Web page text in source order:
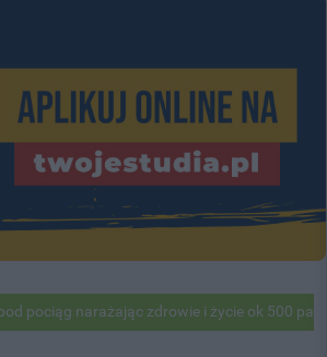
narażając zdrowie i życie ok 500 pasażerów!